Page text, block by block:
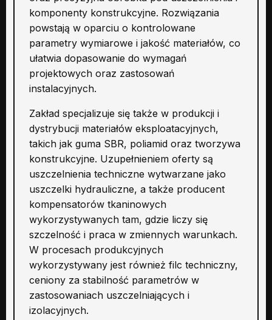
komponenty konstrukcyjne. Rozwiązania
powstają w oparciu o kontrolowane
parametry wymiarowe i jakość materiałów, co
ułatwia dopasowanie do wymagań
projektowych oraz zastosowań
instalacyjnych.
Zakład specjalizuje się także w produkcji i
dystrybucji materiałów eksploatacyjnych,
takich jak guma SBR, poliamid oraz tworzywa
konstrukcyjne. Uzupełnieniem oferty są
uszczelnienia techniczne wytwarzane jako
uszczelki hydrauliczne, a także producent
kompensatorów tkaninowych
wykorzystywanych tam, gdzie liczy się
szczelność i praca w zmiennych warunkach.
W procesach produkcyjnych
wykorzystywany jest również filc techniczny,
ceniony za stabilność parametrów w
zastosowaniach uszczelniających i
izolacyjnych.